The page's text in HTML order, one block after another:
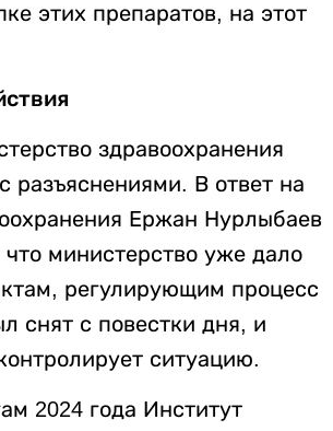
этих препаратов, на этот
здравоохранения
разъяснениями. В ответ на
Ержан Нурлыбаев
министерство уже дало
регулирующим процесс
снят с повестки дня, и
ситуацию.
2024 года Институт